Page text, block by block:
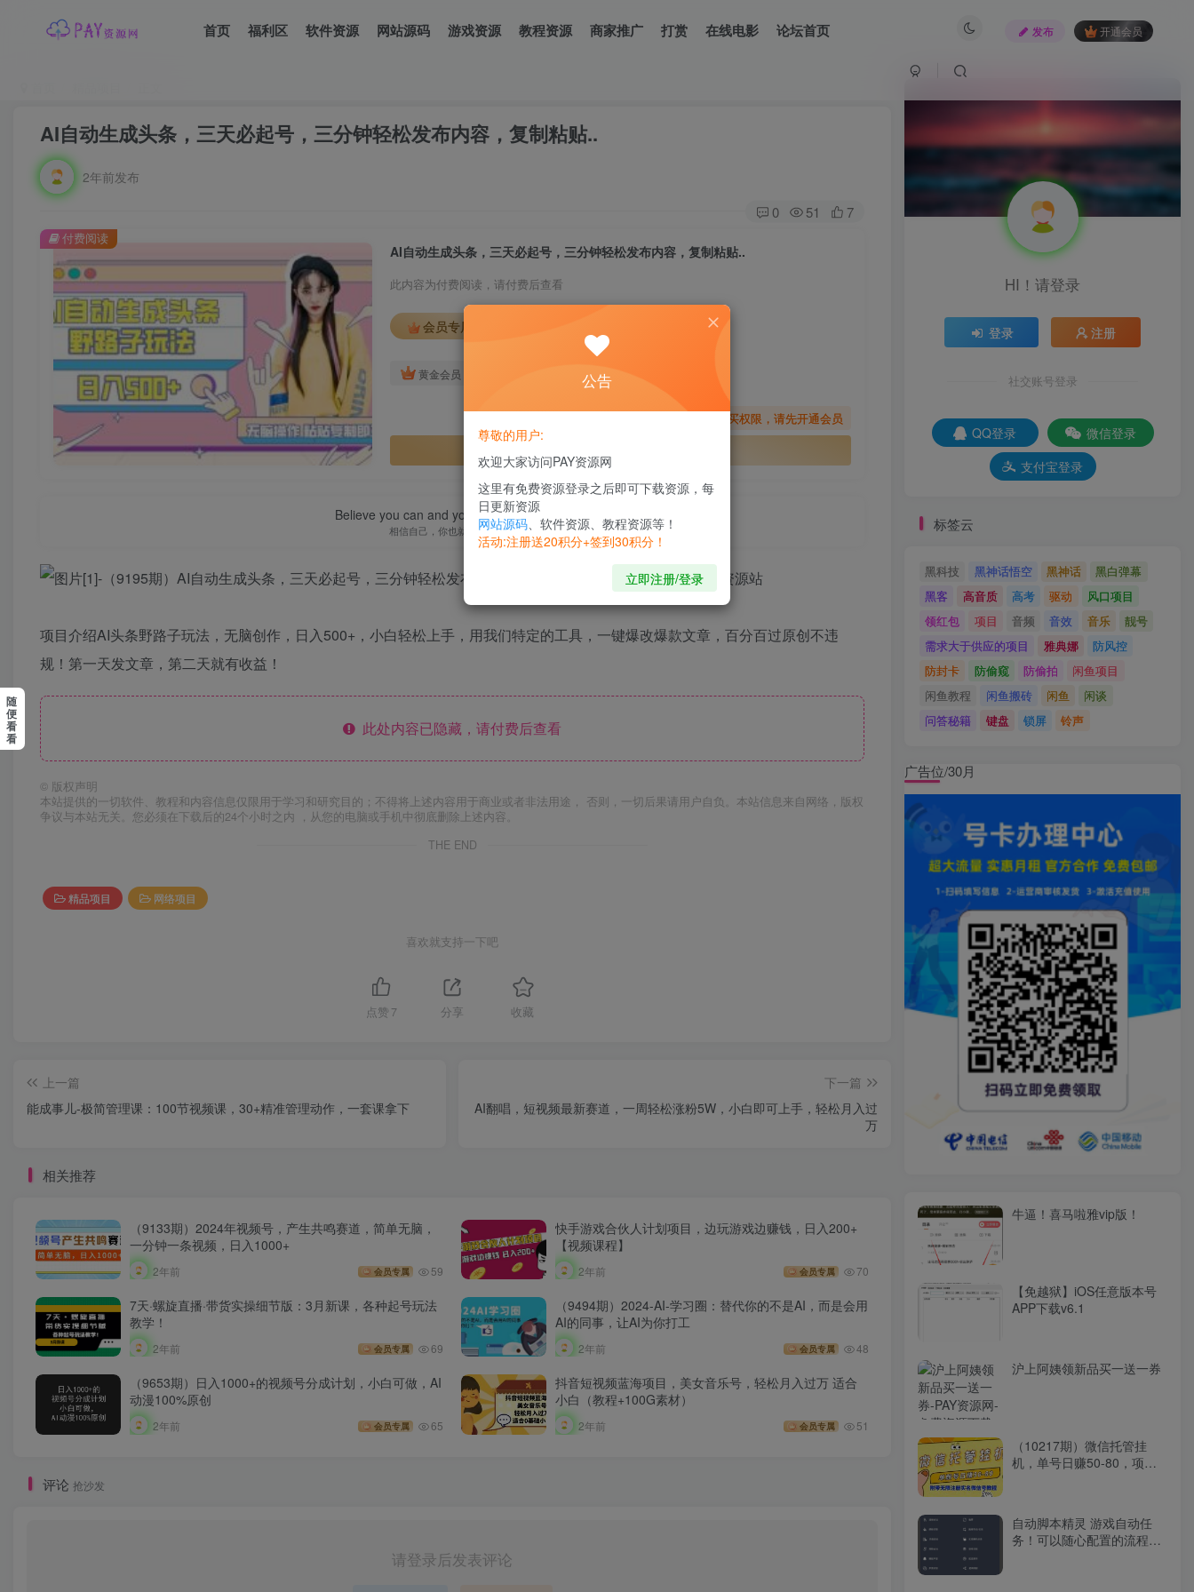
首页 福利区 软件资源 网站源码 游戏资源 教程资源 商家推广 打赏 在线电影 论坛首页 发布 开通会员
AI自动生成头条，三天必起号，三分钟轻松发布内容，复制粘贴..
2年前发布
0 51 7
AI自动生成头条，三天必起号，三分钟轻松发布内容，复制粘贴..
此内容为付费阅读，请付费后查看
会员专属资源
黄金会员 免费
您暂无购买权限，请先开通会员
付费阅读
Believe you can and you’re halfway there.
相信自己，你也就成功了一半
项目介绍AI头条野路子玩法，无脑创作，日入500+，小白轻松上手，用我们特定的工具，一键爆改爆款文章，百分百过原创不违
规！第一天发文章，第二天就有收益！
此处内容已隐藏，请付费后查看
© 版权声明
本站提供的一切软件、教程和内容信息仅限用于学习和研究目的；不得将上述内容用于商业或者非法用途， 否则，一切后果请用户自负。本站信息来自网络，版权
争议与本站无关。您必须在下载后的24个小时之内 ，从您的电脑或手机中彻底删除上述内容。
THE END
精品项目 网络项目
喜欢就支持一下吧
点赞 7 分享 收藏
上一篇
能成事儿-极简管理课：100节视频课，30+精准管理动作，一套课拿下
下一篇
AI翻唱，短视频最新赛道，一周轻松涨粉5W，小白即可上手，轻松月入过
万
相关推荐
（9133期）2024年视频号，产生共鸣赛道，简单无脑，
一分钟一条视频，日入1000+
2年前 会员专属 59
快手游戏合伙人计划项目，边玩游戏边赚钱，日入200+
【视频课程】
2年前 会员专属 70
7天·螺旋直播·带货实操细节版：3月新课，各种起号玩法
教学！
2年前 会员专属 69
（9494期）2024-AI-学习圈：替代你的不是AI，而是会用
AI的同事，让AI为你打工
2年前 会员专属 48
（9653期）日入1000+的视频号分成计划，小白可做，AI
动漫100%原创
2年前 会员专属 65
抖音短视频蓝海项目，美女音乐号，轻松月入过万 适合
小白（教程+100G素材）
2年前 会员专属 51
评论 抢沙发
请登录后发表评论
HI！请登录
登录 注册
社交账号登录
QQ登录
微信登录
支付宝登录
标签云
黑科技 黑神话悟空 黑神话
黑白弹幕
黑客
高音质 高考 驱动
风口项目
领红包
项目 音频 音效 音乐
靓号
需求大于供应的项目
雅典娜
防风控
防封卡
防偷窥 防偷拍
闲鱼项目
闲鱼教程
闲鱼搬砖 闲鱼
闲谈
问答秘籍
键盘 锁屏 铃声
广告位/30月
牛逼！喜马啦雅vip版！
【免越狱】iOS任意版本号
APP下载v6.1
沪上阿姨领新品买一送一券
（10217期）微信托管挂
机，单号日赚50-80，项目
自动脚本精灵 游戏自动任
务！可以随心配置的流程执
随
便
看
看
公告
尊敬的用户:
欢迎大家访问PAY资源网
这里有免费资源登录之后即可下载资源，每
日更新资源
网站源码、软件资源、教程资源等！
活动:注册送20积分+签到30积分！
立即注册/登录